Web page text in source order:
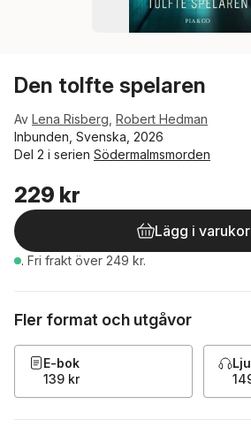
Den tolfte spelaren
Av Lena Risberg Robert Hedman
Inbunden, Svenska, 2026
Del 2 i serien Södermalmsmorden
229 kr
Lägg i
. Fri frakt över 249 kr.
Fler format och utgåvor
E-bok
139 kr